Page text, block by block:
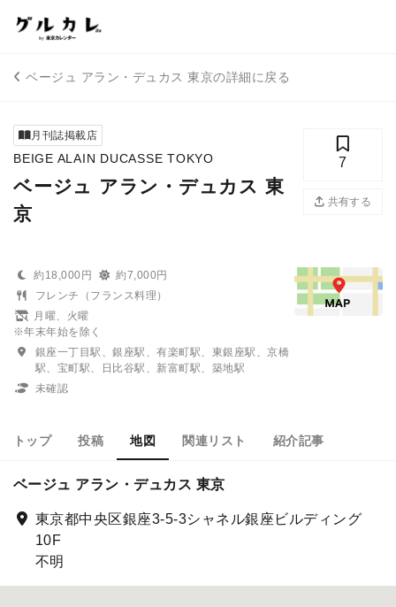
ベージュ アラン・デュカス 東京の詳細に戻る
月刊誌掲載店
BEIGE ALAIN DUCASSE TOKYO
ベージュ アラン・デュカス 東
京
7
共有する
約18,000円
約7,000円
フレンチ（フランス料理）
月曜、火曜
※年末年始を除く
銀座一丁目駅、銀座駅、有楽町駅、東銀座駅、京橋
駅、宝町駅、日比谷駅、新富町駅、築地駅
未確認
トップ 投稿 地図 関連リスト 紹介記事
ベージュ アラン・デュカス 東京
東京都中央区銀座3-5-3シャネル銀座ビルディング
10F
不明